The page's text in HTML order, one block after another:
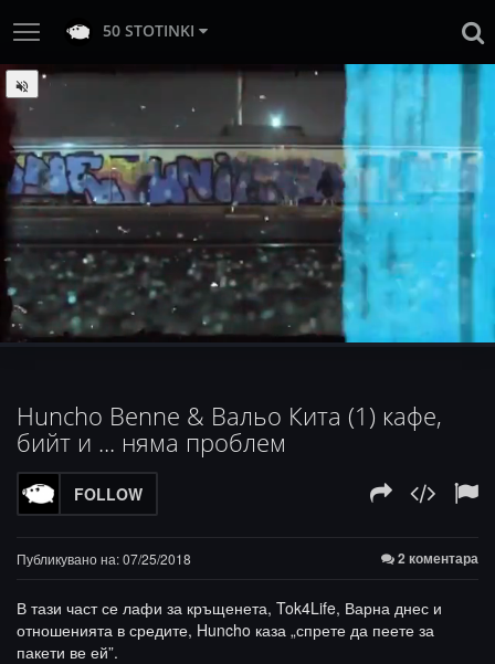
50 STOTINKI
Unmute Loaded:
0%
Progress:
0%
Huncho Benne & Вальо Кита (1) кафе,
бийт и ... няма проблем
FOLLOW
Публикувано на: 07/25/2018 2 коментара
В тази част се лафи за кръщенета, Tok4Life, Варна днес и
отношенията в средите, Huncho каза „спрете да пеете за
пакети ве ей”.